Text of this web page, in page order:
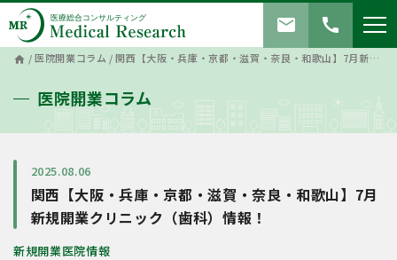
call
mail
home /医院開業コラム /関西【大阪・兵庫・京都・滋賀・奈良・和歌山】7月新規開業クリニック（歯科）情報！
医院開業コラム
2025.08.06
関西【大阪・兵庫・京都・滋賀・奈良・和歌山】7月
新規開業クリニック（歯科）情報！
新規開業医院情報